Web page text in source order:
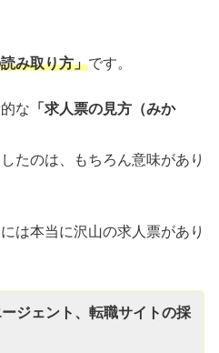
み取り方」です。
な 「求人票の見方（みか
たのは、もちろん意味があり
は本当に沢山の求人票があり
ジェント、転職サイトの採